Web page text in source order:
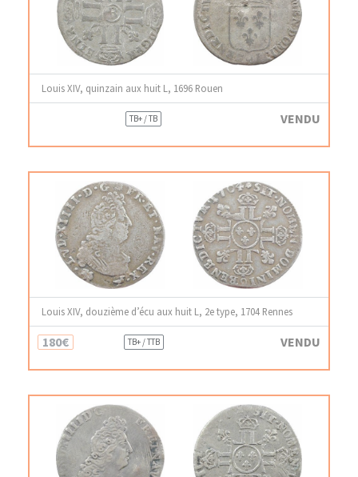
Louis XIV, quinzain aux huit L, 1696 Rouen
TB+ / TB VENDU
Louis XIV, douzième d’écu aux huit L, 2e type, 1704 Rennes
180€ TB+ / TTB VENDU